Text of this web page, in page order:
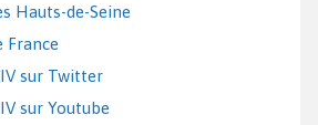
Hauts-de-Seine
France
sur Twitter
sur Youtube